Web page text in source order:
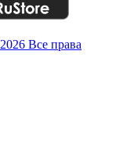
Все права